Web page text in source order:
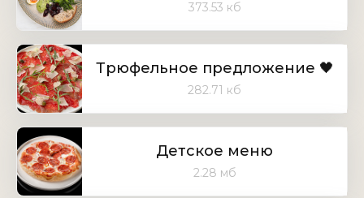
373.53 кб
Трюфельное предложение 🖤
282.71 кб
Детское меню
2.28 мб